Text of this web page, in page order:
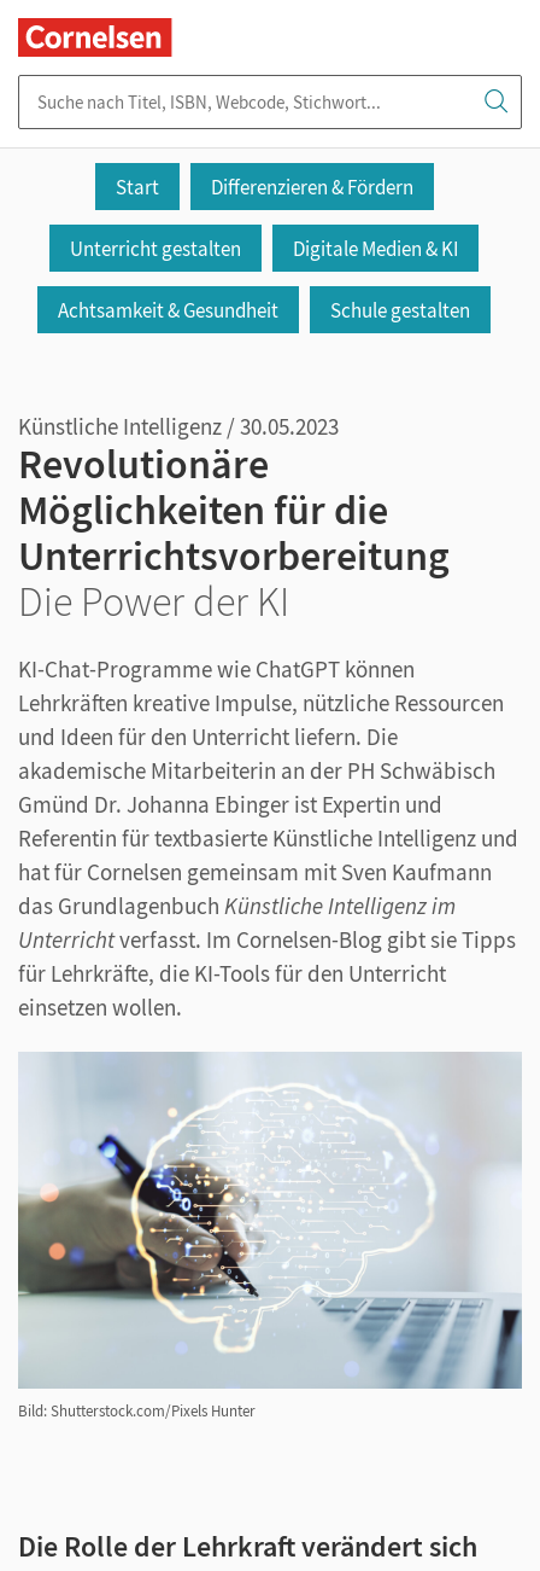
Start Differenzieren & Fördern
Unterricht gestalten Digitale Medien & KI
Achtsamkeit & Gesundheit Schule gestalten
Künstliche Intelligenz / 30.05.2023
Revolutionäre
Möglichkeiten für die
Unterrichtsvorbereitung
Die Power der KI
KI-Chat-Programme wie ChatGPT können
Lehrkräften kreative Impulse, nützliche Ressourcen
und Ideen für den Unterricht liefern. Die
akademische Mitarbeiterin an der PH Schwäbisch
Gmünd Dr. Johanna Ebinger ist Expertin und
Referentin für textbasierte Künstliche Intelligenz und
hat für Cornelsen gemeinsam mit Sven Kaufmann
das Grundlagenbuch Künstliche Intelligenz im
Unterrichtverfasst. Im Cornelsen-Blog gibt sie Tipps
für Lehrkräfte, die KI-Tools für den Unterricht
einsetzen wollen.
Bild: Shutterstock.com/Pixels Hunter
Die Rolle der Lehrkraft verändert sich